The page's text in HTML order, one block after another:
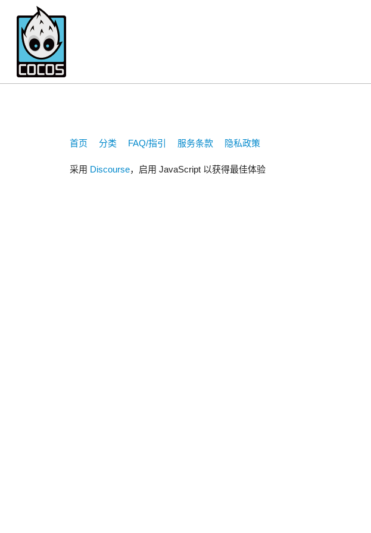
首页 分类 FAQ/指引 服务条款 隐私政策
采用 Discourse，启用 JavaScript 以获得最佳体验